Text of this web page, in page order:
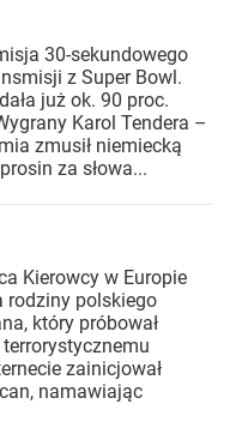
30-sekundowego
z Super Bowl.
już ok. 90 proc.
Karol Tendera –
zmusił niemiecką
za słowa...
Kierowcy w Europie
rodziny polskiego
który próbował
zainicjował
namawiając